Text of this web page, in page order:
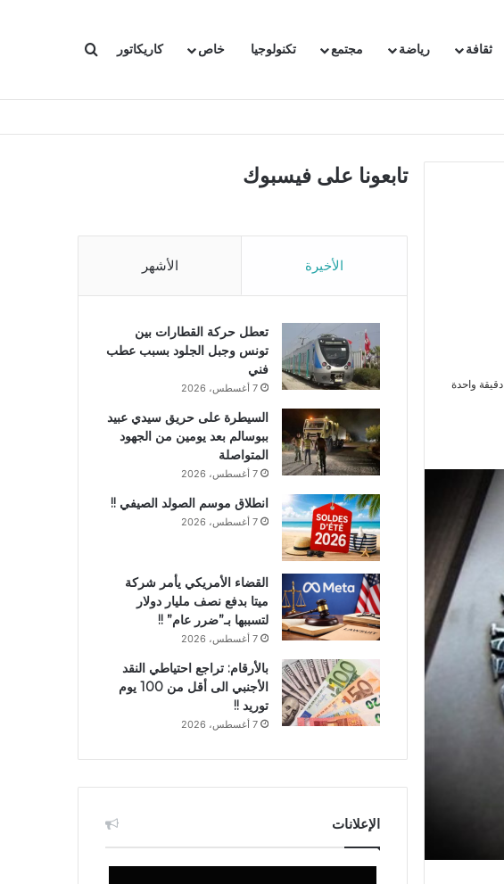
ثقافة رياضة مجتمع تكنولوجيا خاص كاريكاتور بحث عن
دقيقة واحدة
تابعونا على فيسبوك
الأخيرة الأشهر
تعطل حركة القطارات بين
تونس وجبل الجلود بسبب عطب
فني
7 أغسطس، 2026
السيطرة على حريق سيدي عبيد
ببوسالم بعد يومين من الجهود
المتواصلة
7 أغسطس، 2026
انطلاق موسم الصولد الصيفي !!
7 أغسطس، 2026
القضاء الأمريكي يأمر شركة
ميتا بدفع نصف مليار دولار
لتسببها بـ”ضرر عام” !!
7 أغسطس، 2026
بالأرقام: تراجع احتياطي النقد
الأجنبي الى أقل من 100 يوم
توريد !!
7 أغسطس، 2026
الإعلانات